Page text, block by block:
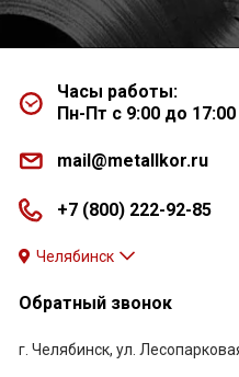
Часы работы:
Пн-Пт с 9:00 до 17:00
mail@metallkor.ru
+7 (800) 222-92-85
Челябинск
Обратный звонок
г. Челябинск, ул.